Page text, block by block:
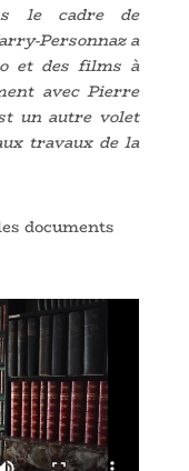
le cadre de
Personnaz a
et des films à
avec Pierre
un autre volet
travaux de la
documents